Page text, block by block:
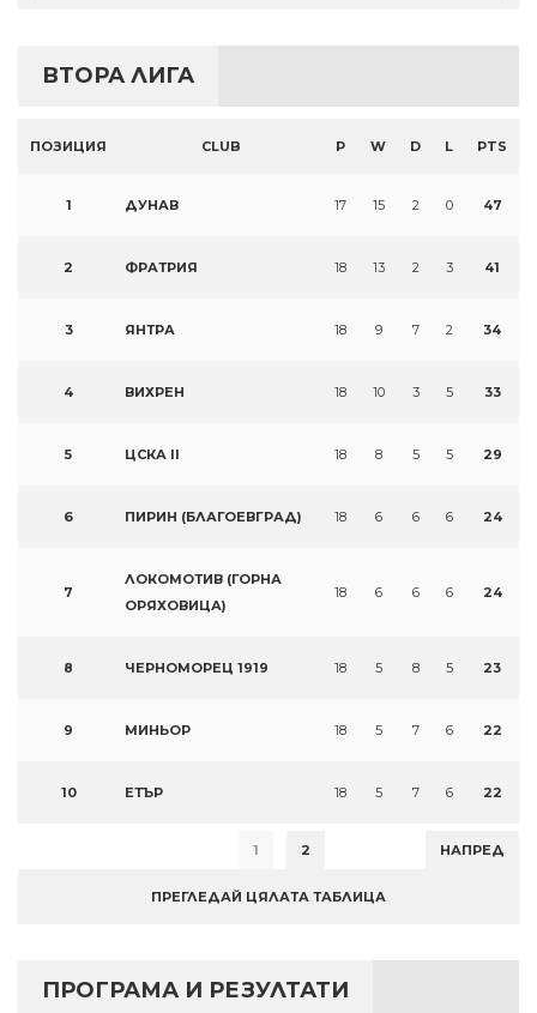
ВТОРА ЛИГА
ПОЗИЦИЯ CLUB P W D L PTS
1 ДУНАВ 17 15 2 0 47
2 ФРАТРИЯ 18 13 2 3 41
3 ЯНТРА 18 9 7 2 34
4 ВИХРЕН 18 10 3 5 33
5 ЦСКА II 18 8 5 5 29
6 ПИРИН (БЛАГОЕВГРАД) 18 6 6 6 24
7
ЛОКОМОТИВ (ГОРНА
ОРЯХОВИЦА)
18 6 6 6 24
8 ЧЕРНОМОРЕЦ 1919 18 5 8 5 23
9 МИНЬОР 18 5 7 6 22
10 ЕТЪР 18 5 7 6 22
1 2 НАПРЕД
ПРЕГЛЕДАЙ ЦЯЛАТА ТАБЛИЦА
ПРОГРАМА И РЕЗУЛТАТИ